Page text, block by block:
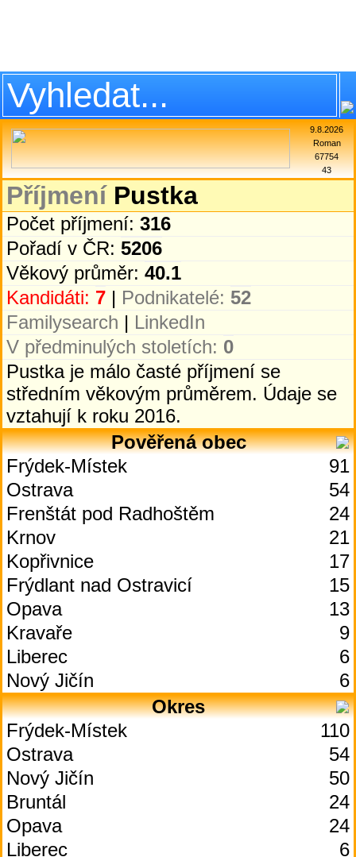
9.8.2026
Roman
67754
43
PříjmeníPustka
Počet příjmení: 316
Pořadí v ČR: 5206
Věkový průměr: 40.1
Kandidáti: 7 | Podnikatelé: 52
Familysearch | LinkedIn
V předminulých stoletích: 0
Pustka je málo časté příjmení se
středním věkovým průměrem. Údaje se
vztahují k roku 2016.
Pověřená obec
Frýdek-Místek
91
Ostrava
54
Frenštát pod Radhoštěm
24
Krnov
21
Kopřivnice
17
Frýdlant nad Ostravicí
15
Opava
13
Kravaře
9
Liberec
6
Nový Jičín
6
Okres
Frýdek-Místek
110
Ostrava
54
Nový Jičín
50
Bruntál
24
Opava
24
Liberec
6